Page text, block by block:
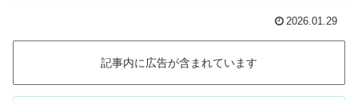
2026.01.29
記事内に広告が含まれています